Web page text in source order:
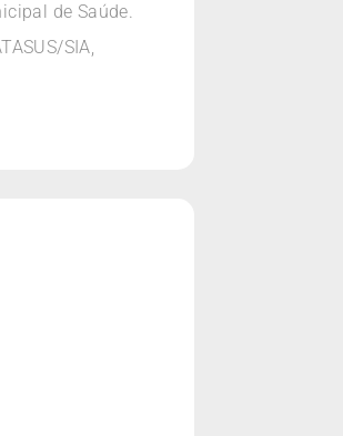
de Saúde.
SIA,